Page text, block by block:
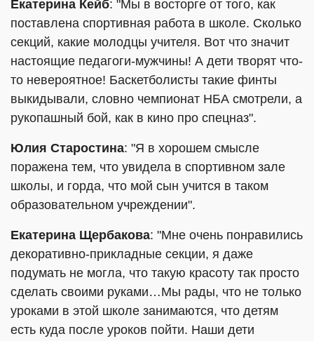
Екатерина Кейб: "Мы в восторге от того, как
поставлена спортивная работа в школе. Сколько
секций, какие молодцы учителя. Вот что значит
настоящие педагоги-мужчины! А дети творят что-
то невероятное! Баскетболисты такие финты
выкидывали, словно чемпионат НБА смотрели, а
рукопашный бой, как в кино про спецназ".
Юлия Старостина: "Я в хорошем смысле
поражена тем, что увидела в спортивном зале
школы, и горда, что мой сын учится в таком
образовательном учреждении".
Екатерина Щербакова: "Мне очень понравились
декоративно-прикладные секции, я даже
подумать не могла, что такую красоту так просто
сделать своими руками…Мы рады, что не только
уроками в этой школе занимаются, что детям
есть куда после уроков пойти. Наши дети